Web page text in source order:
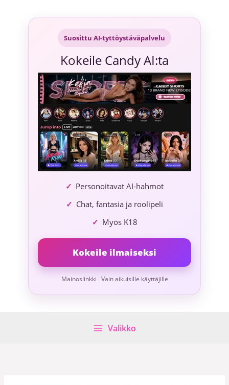
sisältöön
Suosittu AI-tyttöystäväpalvelu
Kokeile Candy AI:ta
Personoitavat AI-hahmot
Chat, fantasia ja roolipeli
Myös K18
Kokeile ilmaiseksi
Mainoslinkki · Vain aikuisille käyttäjille
Valikko